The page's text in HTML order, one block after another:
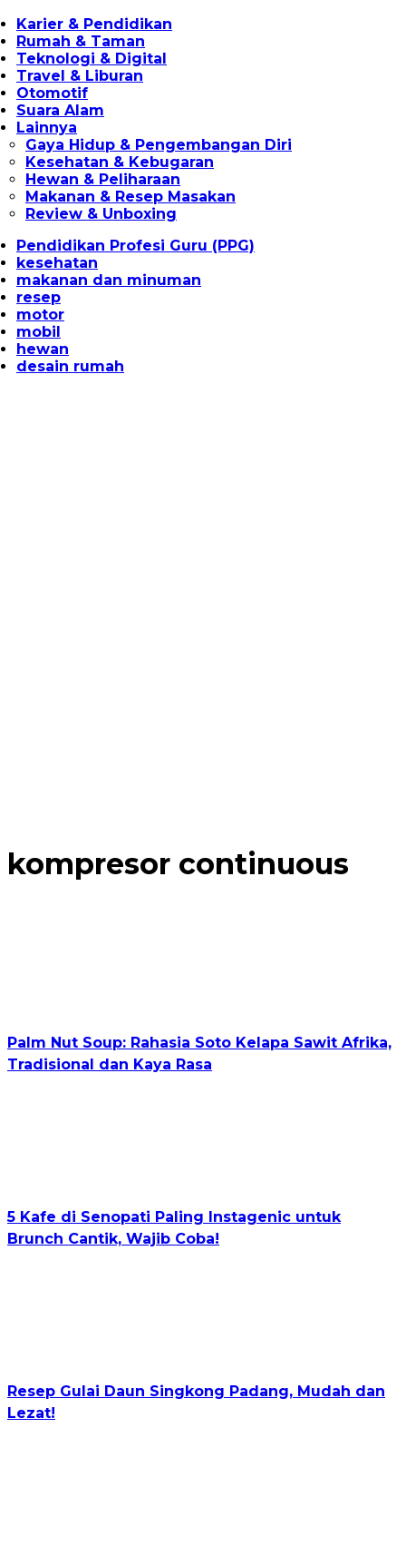
Karier & Pendidikan
Rumah & Taman
Teknologi & Digital
Travel & Liburan
Otomotif
Suara Alam
Lainnya
Gaya Hidup & Pengembangan Diri
Kesehatan & Kebugaran
Hewan & Peliharaan
Makanan & Resep Masakan
Review & Unboxing
Pendidikan Profesi Guru (PPG)
kesehatan
makanan dan minuman
resep
motor
mobil
hewan
desain rumah
kompresor continuous
Palm Nut Soup: Rahasia Soto Kelapa Sawit Afrika,
Tradisional dan Kaya Rasa
5 Kafe di Senopati Paling Instagenic untuk
Brunch Cantik, Wajib Coba!
Resep Gulai Daun Singkong Padang, Mudah dan
Lezat!